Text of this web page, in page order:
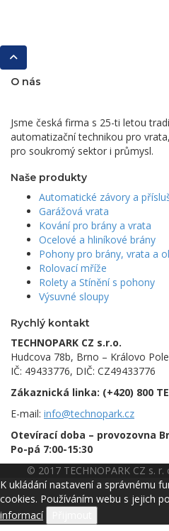
O nás
Jsme česká firma s 25-ti letou
automatizační technikou pro
pro soukromý sektor i průmysl.
Naše produkty
Automatické závory a
Garážová vrata
Kování pro brány a vrata
Ocelové a hliníkové brány
Pohony pro brány, vrata a
Rolovací mříže
Rolety a Stínění s pohony
Výsuvné sloupy
Rychlý kontakt
TECHNOPARK CZ s.r.o.
Hudcova 78b, Brno – Královo
IČ: 49433776, DIČ: CZ49433776
Zákaznická linka: (+420) 800
E-mail: info@technopark.cz
Otevírací doba – provozovna
Po-pá 7:00-15:30
© 2017 TECHNOPARK CZ s.
K ukládání nastavení a správnému
cookies. Používáním webu s jejich
informací